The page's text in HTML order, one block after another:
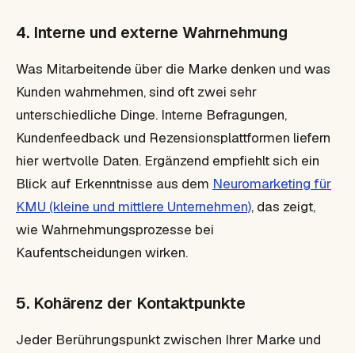
4. Interne und externe Wahrnehmung
Was Mitarbeitende über die Marke denken und was
Kunden wahrnehmen, sind oft zwei sehr
unterschiedliche Dinge. Interne Befragungen,
Kundenfeedback und Rezensionsplattformen liefern
hier wertvolle Daten. Ergänzend empfiehlt sich ein
Blick auf Erkenntnisse aus dem Neuromarketing für
KMU (kleine und mittlere Unternehmen), das zeigt,
wie Wahrnehmungsprozesse bei
Kaufentscheidungen wirken.
5. Kohärenz der Kontaktpunkte
Jeder Berührungspunkt zwischen Ihrer Marke und